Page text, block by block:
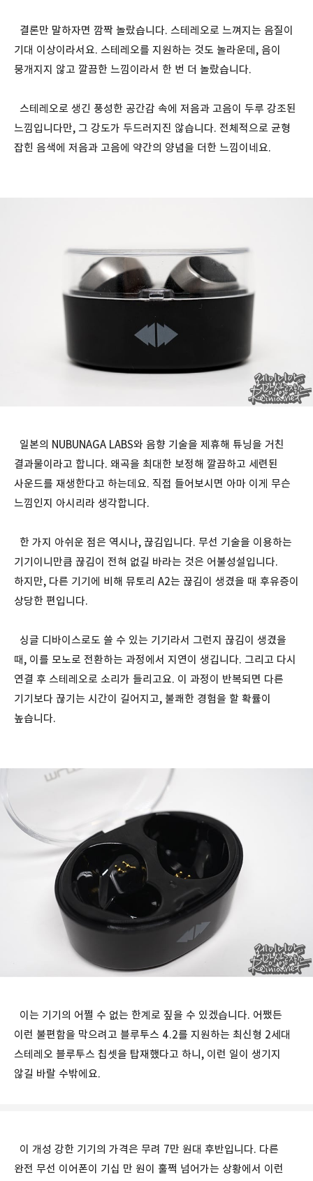
결론만 말하자면 깜짝 놀랐습니다. 스테레오로 느껴지는 음질이
기대 이상이라서요. 스테레오를 지원하는 것도 놀라운데, 음이
뭉개지지 않고 깔끔한 느낌이라서 한 번 더 놀랐습니다.
스테레오로 생긴 풍성한 공간감 속에 저음과 고음이 두루 강조된
느낌입니다만, 그 강도가 두드러지진 않습니다. 전체적으로 균형
잡힌 음색에 저음과 고음에 약간의 양념을 더한 느낌이네요.
일본의 NUBUNAGA LABS와 음향 기술을 제휴해 튜닝을 거친
결과물이라고 합니다. 왜곡을 최대한 보정해 깔끔하고 세련된
사운드를 재생한다고 하는데요. 직접 들어보시면 아마 이게 무슨
느낌인지 아시리라 생각합니다.
한 가지 아쉬운 점은 역시나, 끊김입니다. 무선 기술을 이용하는
기기이니만큼 끊김이 전혀 없길 바라는 것은 어불성설입니다.
하지만, 다른 기기에 비해 뮤토리 A2는 끊김이 생겼을 때 후유증이
상당한 편입니다.
싱글 디바이스로도 쓸 수 있는 기기라서 그런지 끊김이 생겼을
때, 이를 모노로 전환하는 과정에서 지연이 생깁니다. 그리고 다시
연결 후 스테레오로 소리가 들리고요. 이 과정이 반복되면 다른
기기보다 끊기는 시간이 길어지고, 불쾌한 경험을 할 확률이
높습니다.
이는 기기의 어쩔 수 없는 한계로 짚을 수 있겠습니다. 어쨌든
이런 불편함을 막으려고 블루투스 4.2를 지원하는 최신형 2세대
스테레오 블루투스 칩셋을 탑재했다고 하니, 이런 일이 생기지
않길 바랄 수밖에요.
이 개성 강한 기기의 가격은 무려 7만 원대 후반입니다. 다른
완전 무선 이어폰이 기십 만 원이 훌쩍 넘어가는 상황에서 이런